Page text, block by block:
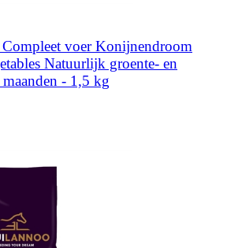
voer Konijnendroom
Natuurlijk groente- en
- 1,5 kg